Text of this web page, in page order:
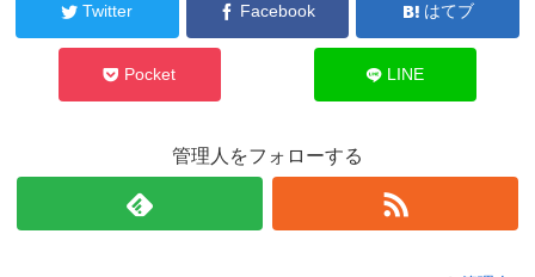
Twitter Facebook はてブ
Pocket LINE
管理人をフォローする